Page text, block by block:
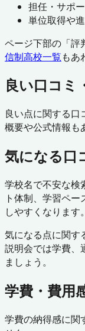
担任・サポ
単位取得や
ページ下部の「評
信制高校一覧もあ
良い口コミ
良い点に関する口
概要や公式情報も
気になる口
学校名で不安な検
ト体制、学習ペ
しやすくなります。
気になる点に関す
説明会では学費、
ましょう。
学費・費用
学費の納得感に関